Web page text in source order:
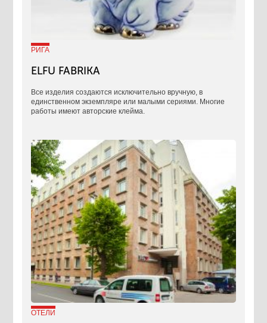
РИГА
ELFU FABRIKA
Все изделия создаются исключительно вручную, в
единственном экземпляре или малыми сериями. Многие
работы имеют авторские клейма.
ОТЕЛИ